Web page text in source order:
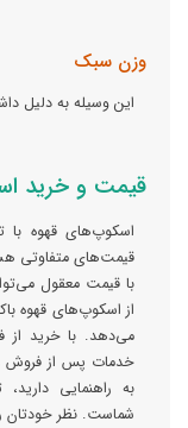
وزن سبک
این وسیله به دلیل
قیمت و خرید اسکوپ تمپر
اسکوپ‌های قهوه
با قیمت معقول
از اسکوپ‌های قهوه
می‌دهد. با خرید از
خدمات پس از فروش و
به راهنمایی
شماست. نظر خودتان